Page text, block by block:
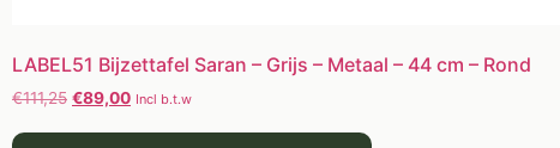
LABEL51 Bijzettafel Saran – Grijs – Metaal – 44 cm – Rond
€111,25 €89,00 Incl b.t.w